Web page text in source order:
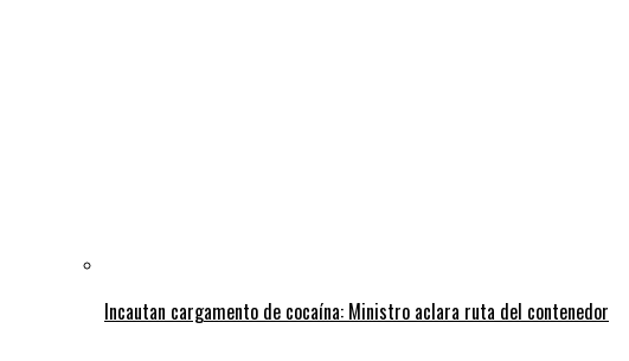
Incautan cargamento de cocaína: Ministro aclara ruta del contenedor